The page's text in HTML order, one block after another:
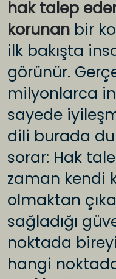
hak talep
korunan bir
ilk bakışta
görünür.
milyonlarca
sayede
dili burada
sorar: Hak
zaman kendi
olmaktan
sağladığı
noktada
hangi